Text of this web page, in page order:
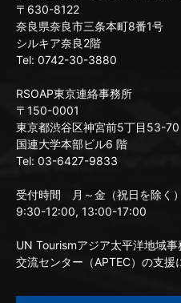
〒630-8122
奈良県奈良市三条本町8番1号
シルキア奈良2階
Tel: 0742-30-3880
RSOAP東京連絡事務所
〒150-0001
東京都渋谷区神宮前5丁目53-70
国連大学本部ビル6 階
Tel: 03-6427-9833
受付時間 月～金（祝日を除く）
9:30-12:00, 13:00-17:00
UN Tourismアジア太平洋地域
交流センター（APTEC）の支援